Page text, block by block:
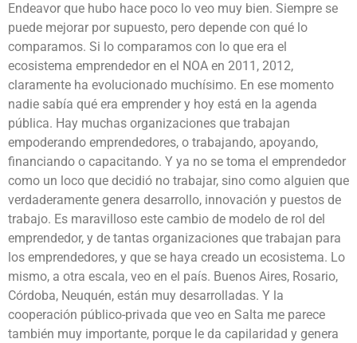
Endeavor que hubo hace poco lo veo muy bien. Siempre se
puede mejorar por supuesto, pero depende con qué lo
comparamos. Si lo comparamos con lo que era el
ecosistema emprendedor en el NOA en 2011, 2012,
claramente ha evolucionado muchísimo. En ese momento
nadie sabía qué era emprender y hoy está en la agenda
pública. Hay muchas organizaciones que trabajan
empoderando emprendedores, o trabajando, apoyando,
financiando o capacitando. Y ya no se toma el emprendedor
como un loco que decidió no trabajar, sino como alguien que
verdaderamente genera desarrollo, innovación y puestos de
trabajo. Es maravilloso este cambio de modelo de rol del
emprendedor, y de tantas organizaciones que trabajan para
los emprendedores, y que se haya creado un ecosistema. Lo
mismo, a otra escala, veo en el país. Buenos Aires, Rosario,
Córdoba, Neuquén, están muy desarrolladas. Y la
cooperación público-privada que veo en Salta me parece
también muy importante, porque le da capilaridad y genera